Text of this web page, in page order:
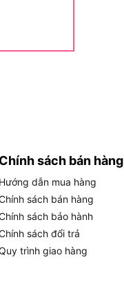
kính, sắt
hộp mỏng,
kim loại
gia, giúp
các vật
Chính sách bán hàng
Hướng dẫn mua hàng
sách bán hàng
sách bảo hành
sách đổi trả
trình giao hàng